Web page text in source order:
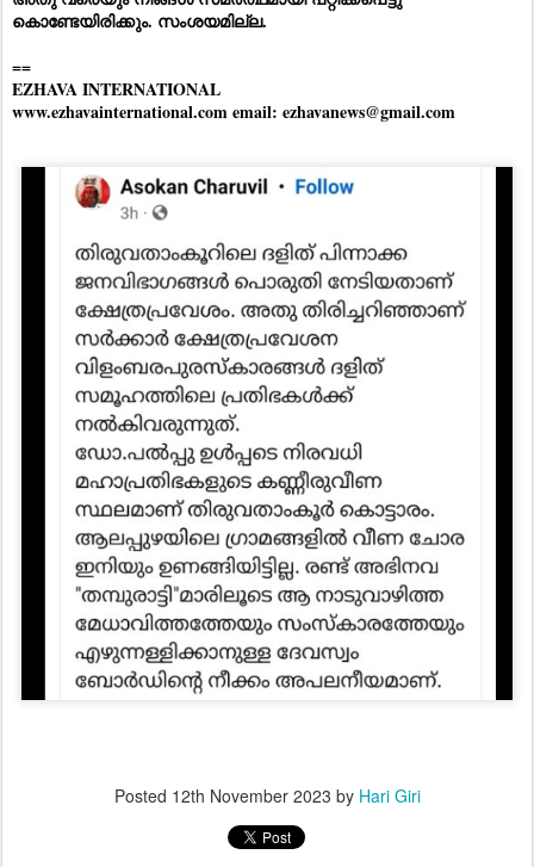
കൊണ്ടേയിരിക്കും. സംശയമില്ല.
==
EZHAVA INTERNATIONAL
www.ezhavainternational.com email: ezhavanews@gmail.com
Posted 12th November 2023 by Hari Giri